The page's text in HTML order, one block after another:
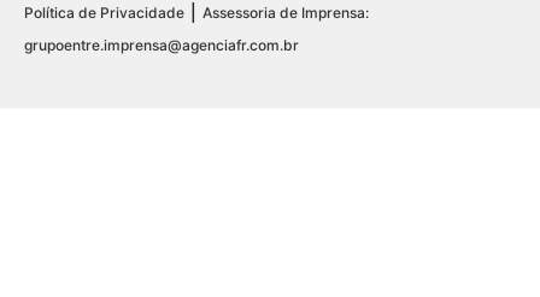
Política de Privacidade
Assessoria de Imprensa:
grupoentre.imprensa@agenciafr.com.br